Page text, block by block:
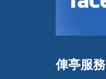
俥亭服務